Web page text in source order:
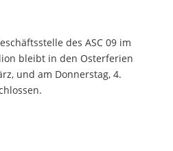
des ASC 09 im
bleibt in den Osterferien
und am Donnerstag, 4.